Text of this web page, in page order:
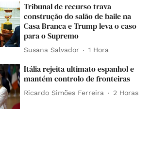
Tribunal de recurso trava
construção do salão de baile na
Casa Branca e Trump leva o caso
para o Supremo
Susana Salvador 1 Hora
Itália rejeita ultimato espanhol e
mantém controlo de fronteiras
Ricardo Simões Ferreira 2 Horas